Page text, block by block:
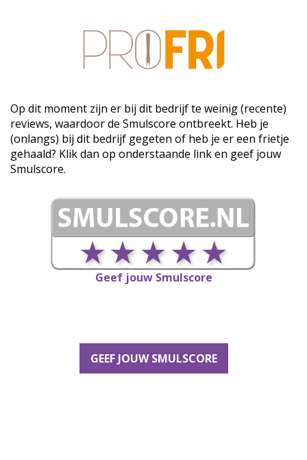
Op dit moment zijn er bij dit bedrijf te weinig (recente)
reviews, waardoor de Smulscore ontbreekt. Heb je
(onlangs) bij dit bedrijf gegeten of heb je er een frietje
gehaald? Klik dan op onderstaande link en geef jouw
Smulscore.
Geef jouw Smulscore
GEEF JOUW SMULSCORE